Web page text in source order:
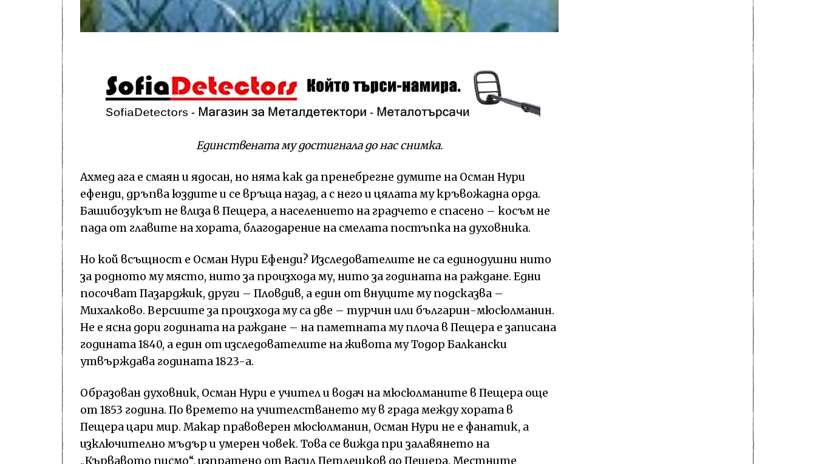
Единствената му достигнала до нас снимка.
Ахмед ага е смаян и ядосан, но няма как да пренебрегне думите на Осман Нури
ефенди, дръпва юздите и се връща назад, а с него и цялата му кръвожадна орда.
Башибозукът не влиза в Пещера, а населението на градчето е спасено – косъм не
пада от главите на хората, благодарение на смелата постъпка на духовника.
Но кой всъщност е Осман Нури Ефенди? Изследователите не са единодушни нито
за родното му място, нито за произхода му, нито за годината на раждане. Едни
посочват Пазарджик, други – Пловдив, а един от внуците му подсказва –
Михалково. Версиите за произхода му са две – турчин или българин-мюсюлманин.
Не е ясна дори годината на раждане – на паметната му плоча в Пещера е записана
годината 1840, а един от изследователите на живота му Тодор Балкански
утвърждава годината 1823-а.
Образован духовник, Осман Нури е учител и водач на мюсюлманите в Пещера още
от 1853 година. По времето на учителстването му в града между хората в
Пещера цари мир. Макар правоверен мюсюлманин, Осман Нури не е фанатик, а
изключително мъдър и умерен човек. Това се вижда при залавянето на
„Кървавото писмо“, изпратено от Васил Петлешков до Пещера. Местните